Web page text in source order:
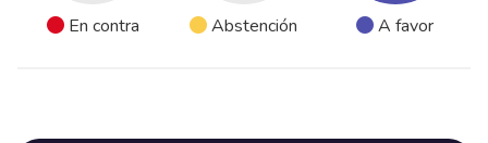
En contra Abstención A favor